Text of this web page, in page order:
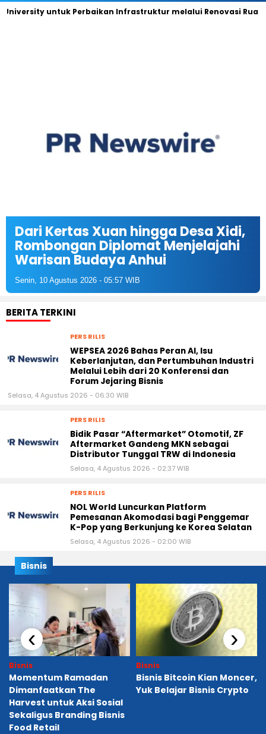
untuk Perbaikan Infrastruktur melalui Renovasi Ruang
Dari Kertas Xuan hingga Desa Xidi,
Rombongan Diplomat Menjelajahi
Warisan Budaya Anhui
Senin, 10 Agustus 2026 - 05:57 WIB
BERITA TERKINI
PERS RILIS
WEPSEA 2026 Bahas Peran AI, Isu
Keberlanjutan, dan Pertumbuhan Industri
Melalui Lebih dari 20 Konferensi dan
Forum Jejaring Bisnis
Selasa, 4 Agustus 2026 - 06:30 WIB
PERS RILIS
Bidik Pasar “Aftermarket” Otomotif, ZF
Aftermarket Gandeng MKN sebagai
Distributor Tunggal TRW di Indonesia
Selasa, 4 Agustus 2026 - 02:37 WIB
PERS RILIS
NOL World Luncurkan Platform
Pemesanan Akomodasi bagi Penggemar
K-Pop yang Berkunjung ke Korea Selatan
Selasa, 4 Agustus 2026 - 02:00 WIB
Bisnis
Bisnis
Momentum Ramadan
Dimanfaatkan The
Harvest untuk Aksi Sosial
Sekaligus Branding Bisnis
Food Retail
Bisnis
Bisnis Bitcoin Kian Moncer,
Yuk Belajar Bisnis Crypto
‹ ›